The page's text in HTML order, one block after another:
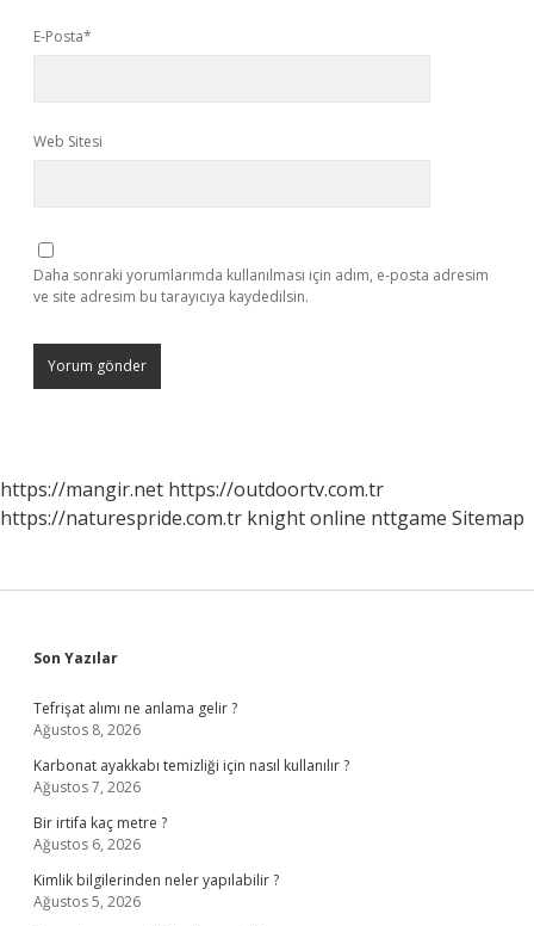
E-Posta*
Web Sitesi
Daha sonraki yorumlarımda kullanılması için adım, e-posta adresim
ve site adresim bu tarayıcıya kaydedilsin.
https://mangir.net https://outdoortv.com.tr
https://naturespride.com.tr knight online nttgame Sitemap
Sidebar
Son Yazılar
Tefrişat alımı ne anlama gelir ?
Ağustos 8, 2026
Karbonat ayakkabı temizliği için nasıl kullanılır ?
Ağustos 7, 2026
Bir irtifa kaç metre ?
Ağustos 6, 2026
Kimlik bilgilerinden neler yapılabilir ?
Ağustos 5, 2026